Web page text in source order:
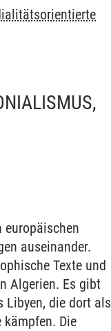
auseinander.
Texte und
Algerien. Es gibt
Libyen, die dort als
kämpfen. Die